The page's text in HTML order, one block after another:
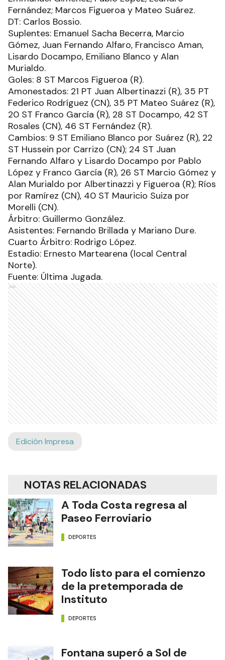
Fernández; Marcos Figueroa y Mateo Suárez.
DT: Carlos Bossio.
Suplentes: Emanuel Sacha Becerra, Marcio
Gómez, Juan Fernando Alfaro, Francisco Aman,
Lisardo Docampo, Emiliano Blanco y Alan
Murialdo.
Goles: 8 ST Marcos Figueroa (R).
Amonestados: 21 PT Juan Albertinazzi (R), 35 PT
Federico Rodríguez (CN), 35 PT Mateo Suárez (R),
20 ST Franco García (R), 28 ST Docampo, 42 ST
Rosales (CN), 46 ST Fernández (R).
Cambios: 9 ST Emiliano Blanco por Suárez (R), 22
ST Hussein por Carrizo (CN); 24 ST Juan
Fernando Alfaro y Lisardo Docampo por Pablo
López y Franco García (R), 26 ST Marcio Gómez y
Alan Murialdo por Albertinazzi y Figueroa (R); Ríos
por Ramírez (CN), 40 ST Mauricio Suiza por
Morelli (CN).
Árbitro: Guillermo González.
Asistentes: Fernando Brillada y Mariano Dure.
Cuarto Árbitro: Rodrigo López.
Estadio: Ernesto Martearena (local Central
Norte).
Fuente: Última Jugada.
Ads
Edición Impresa
NOTAS RELACIONADAS
A Toda Costa regresa al
Paseo Ferroviario
DEPORTES
Todo listo para el comienzo
de la pretemporada de
Instituto
DEPORTES
Fontana superó a Sol de